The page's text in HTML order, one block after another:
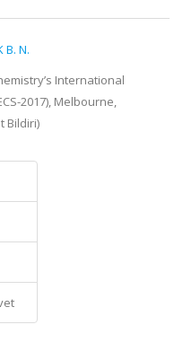
B. N.
International
2017), Melbourne,
Bildiri)